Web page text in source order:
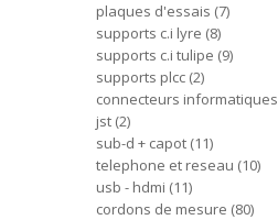
plaques d'essais 7
supports c.i lyre 8
supports c.i tulipe 9
supports plcc 2
connecteurs informatiques
jst 2
sub-d + capot 11
telephone et reseau 10
usb - hdmi 11
cordons de mesure 80